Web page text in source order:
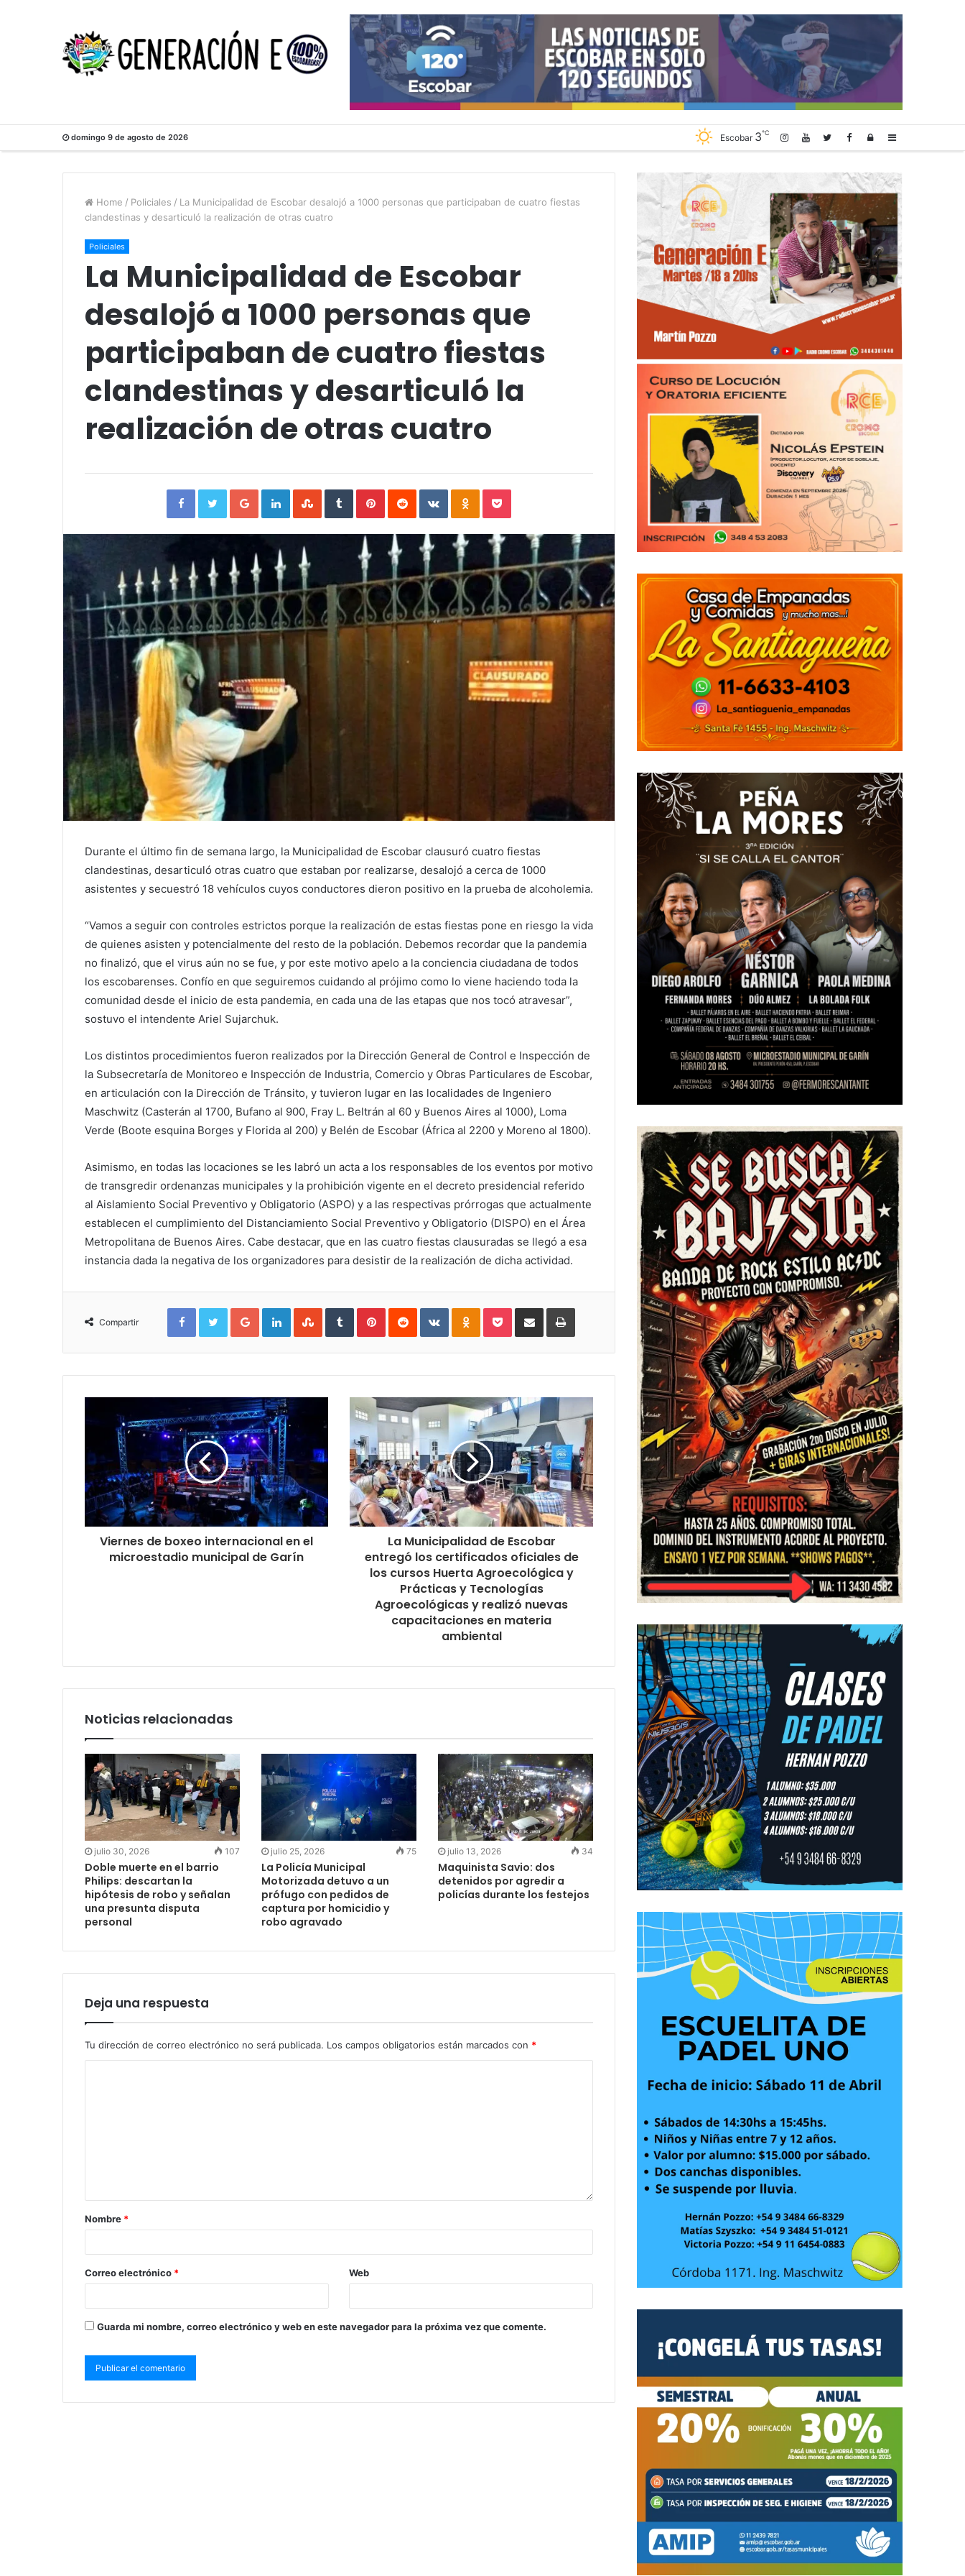
domingo 9 de agosto de 2026 Sidebar
Log
Escobar 3℃
Home / Policiales / La Municipalidad de Escobar desalojó a 1000 personas que participaban de cuatro fiestas
clandestinas y desarticuló la realización de otras cuatro
Policiales
La Municipalidad de Escobar
desalojó a 1000 personas que
participaban de cuatro fiestas
clandestinas y desarticuló la
realización de otras cuatro
FacebookTwitterGoogle+LinkedInStumbleUpon
TumblrPinterestReddit VKontakteOdnoklassniki
Pocket
Durante el último fin de semana largo, la Municipalidad de Escobar clausuró cuatro fiestas
clandestinas, desarticuló otras cuatro que estaban por realizarse, desalojó a cerca de 1000
asistentes y secuestró 18 vehículos cuyos conductores dieron positivo en la prueba de alcoholemia.
“Vamos a seguir con controles estrictos porque la realización de estas fiestas pone en riesgo la vida
de quienes asisten y potencialmente del resto de la población. Debemos recordar que la pandemia
no finalizó, que el virus aún no se fue, y por este motivo apelo a la conciencia ciudadana de todos
los escobarenses. Confío en que seguiremos cuidando al prójimo como lo viene haciendo toda la
comunidad desde el inicio de esta pandemia, en cada una de las etapas que nos tocó atravesar”,
sostuvo el intendente Ariel Sujarchuk.
Los distintos procedimientos fueron realizados por la Dirección General de Control e Inspección de
la Subsecretaría de Monitoreo e Inspección de Industria, Comercio y Obras Particulares de Escobar,
en articulación con la Dirección de Tránsito, y tuvieron lugar en las localidades de Ingeniero
Maschwitz (Casterán al 1700, Bufano al 900, Fray L. Beltrán al 60 y Buenos Aires al 1000), Loma
Verde (Boote esquina Borges y Florida al 200) y Belén de Escobar (África al 2200 y Moreno al 1800).
Asimismo, en todas las locaciones se les labró un acta a los responsables de los eventos por motivo
de transgredir ordenanzas municipales y la prohibición vigente en el decreto presidencial referido
al Aislamiento Social Preventivo y Obligatorio (ASPO) y a las respectivas prórrogas que actualmente
establecen el cumplimiento del Distanciamiento Social Preventivo y Obligatorio (DISPO) en el Área
Metropolitana de Buenos Aires. Cabe destacar, que en las cuatro fiestas clausuradas se llegó a esa
instancia dada la negativa de los organizadores para desistir de la realización de dicha actividad.
Compartir
FacebookTwitterGoogle+LinkedInStumbleUpon
TumblrPinterestReddit VKontakteOdnoklassniki
PocketShare
Email
Print
Viernes de boxeo internacional en el
microestadio municipal de Garín
La Municipalidad de Escobar
entregó los certificados oficiales de
los cursos Huerta Agroecológica y
Prácticas y Tecnologías
Agroecológicas y realizó nuevas
capacitaciones en materia
ambiental
Noticias relacionadas
julio 30, 2026 107
Doble muerte en el barrio
Philips: descartan la
hipótesis de robo y señalan
una presunta disputa
personal
julio 25, 2026 75
La Policía Municipal
Motorizada detuvo a un
prófugo con pedidos de
captura por homicidio y
robo agravado
julio 13, 2026 34
Maquinista Savio: dos
detenidos por agredir a
policías durante los festejos
Deja una respuesta
Tu dirección de correo electrónico no será publicada. Los campos obligatorios están marcados con *
Nombre *
Correo electrónico * Web
Guarda mi nombre, correo electrónico y web en este navegador para la próxima vez que comente.